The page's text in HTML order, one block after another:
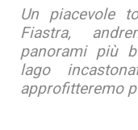
Un piacevole
Fiastra,
panorami più
lago
approfitteremo